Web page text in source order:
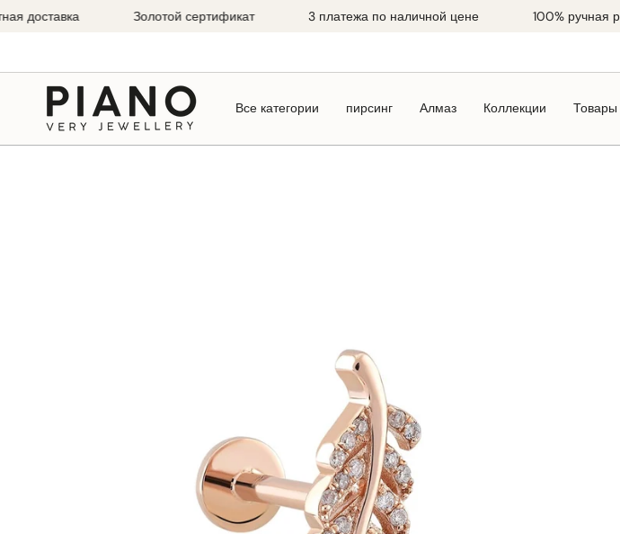
Золотой сертификат 3 платежа по наличной цене 100% ручная
Все категории пирсинг Алмаз Коллекции Товары